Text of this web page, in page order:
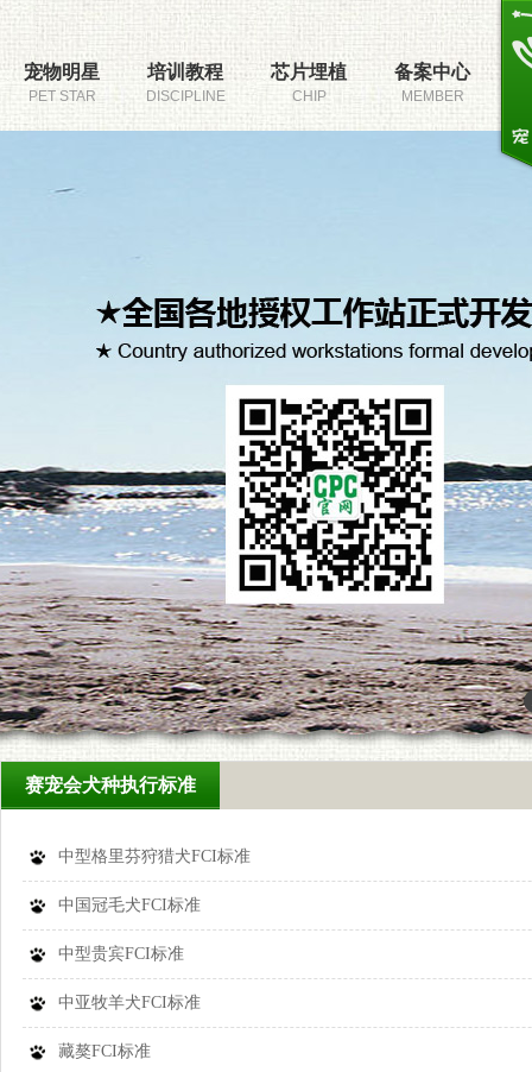
宠物明星
PET STAR
培训教程
DISCIPLINE
芯片埋植
CHIP
备案中心
MEMBER
赛宠会犬种执行标准
中型格里芬狩猎犬FCI标准
中国冠毛犬FCI标准
中型贵宾FCI标准
中亚牧羊犬FCI标准
藏獒FCI标准